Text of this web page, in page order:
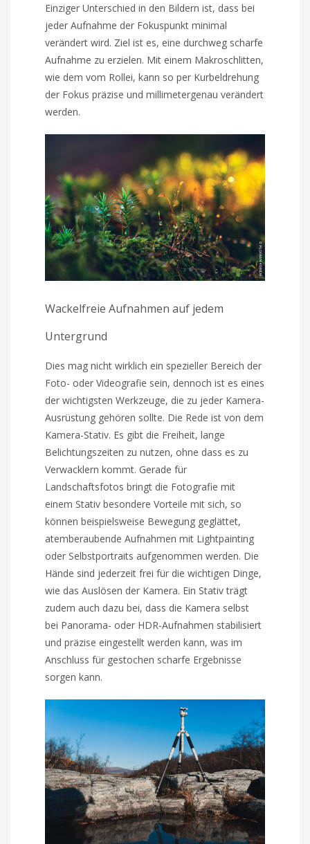
Einziger Unterschied in den Bildern ist, dass bei
jeder Aufnahme der Fokuspunkt minimal
verändert wird. Ziel ist es, eine durchweg scharfe
Aufnahme zu erzielen. Mit einem Makroschlitten,
wie dem vom Rollei, kann so per Kurbeldrehung
der Fokus präzise und millimetergenau verändert
werden.
Wackelfreie Aufnahmen auf jedem
Untergrund
Dies mag nicht wirklich ein spezieller Bereich der
Foto- oder Videografie sein, dennoch ist es eines
der wichtigsten Werkzeuge, die zu jeder Kamera-
Ausrüstung gehören sollte. Die Rede ist von dem
Kamera-Stativ. Es gibt die Freiheit, lange
Belichtungszeiten zu nutzen, ohne dass es zu
Verwacklern kommt. Gerade für
Landschaftsfotos bringt die Fotografie mit
einem Stativ besondere Vorteile mit sich, so
können beispielsweise Bewegung geglättet,
atemberaubende Aufnahmen mit Lightpainting
oder Selbstportraits aufgenommen werden. Die
Hände sind jederzeit frei für die wichtigen Dinge,
wie das Auslösen der Kamera. Ein Stativ trägt
zudem auch dazu bei, dass die Kamera selbst
bei Panorama- oder HDR-Aufnahmen stabilisiert
und präzise eingestellt werden kann, was im
Anschluss für gestochen scharfe Ergebnisse
sorgen kann.